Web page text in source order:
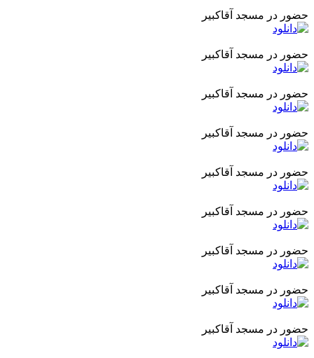
حضور در مسجد آقاکبیر
حضور در مسجد آقاکبیر
حضور در مسجد آقاکبیر
حضور در مسجد آقاکبیر
حضور در مسجد آقاکبیر
حضور در مسجد آقاکبیر
حضور در مسجد آقاکبیر
حضور در مسجد آقاکبیر
حضور در مسجد آقاکبیر